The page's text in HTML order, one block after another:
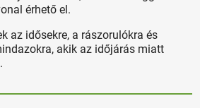
érhető el.
az idősekre, a rászorulókra és
akik az időjárás miatt